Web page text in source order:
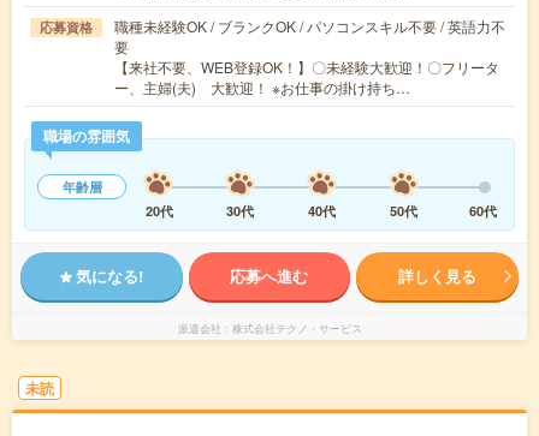
応募資格
職種未経験OK / ブランクOK / パソコンスキル不要 / 英語力不
要
【来社不要、WEB登録OK！】〇未経験大歓迎！〇フリータ
ー、主婦(夫) 大歓迎！ ※お仕事の掛け持ち…
職場の雰囲気
年齢層
20代
30代 40代 50代 60代
気になる! 応募へ進む 詳しく見る
派遣会社 株式会社テクノ・サービス
未読